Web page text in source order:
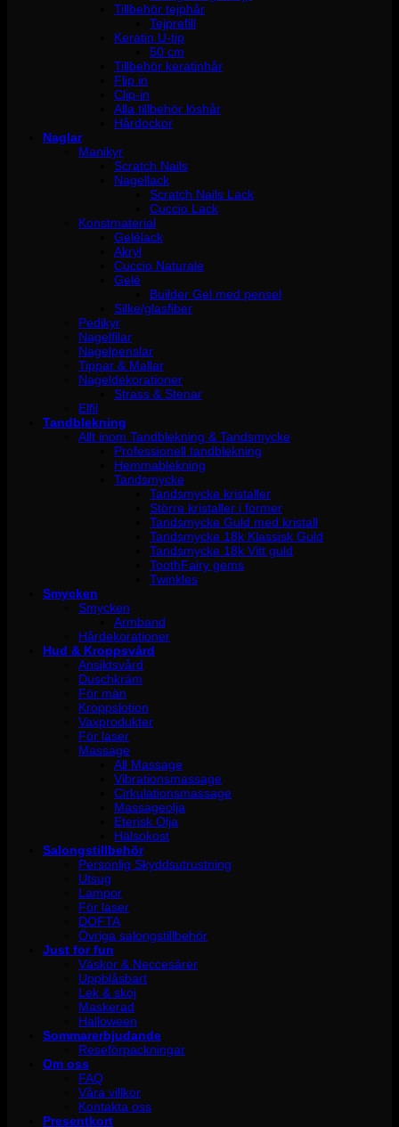
Tillbehör tejphår
Tejprefill
Keratin U-tip
50 cm
Tillbehör keratinhår
Flip in
Clip-in
Alla tillbehör löshår
Hårdockor
Naglar
Manikyr
Scratch Nails
Nagellack
Scratch Nails Lack
Cuccio Lack
Konstmaterial
Gelélack
Akryl
Cuccio Naturale
Gelé
Builder Gel med pensel
Silke/glasfiber
Pedikyr
Nagelfilar
Nagelpenslar
Tippar & Mallar
Nageldekorationer
Strass & Stenar
Elfil
Tandblekning
Allt inom Tandblekning & Tandsmycke
Professionell tandblekning
Hemmablekning
Tandsmycke
Tandsmycke kristaller
Större kristaller i former
Tandsmycke Guld med kristall
Tandsmycke 18k Klassisk Guld
Tandsmycke 18k Vitt guld
ToothFairy gems
Twinkles
Smycken
Smycken
Armband
Hårdekorationer
Hud & Kroppsvård
Ansiktsvård
Duschkräm
För män
Kroppslotion
Vaxprodukter
För laser
Massage
All Massage
Vibrationsmassage
Cirkulationsmassage
Massageolja
Eterisk Olja
Hälsokost
Salongstillbehör
Personlig Skyddsutrustning
Utsug
Lampor
För laser
DOFTA
Övriga salongstillbehör
Just for fun
Väskor & Neccesärer
Uppblåsbart
Lek & skoj
Maskerad
Halloween
Sommarerbjudande
Reseförpackningar
Om oss
FAQ
Våra villkor
Kontakta oss
Presentkort